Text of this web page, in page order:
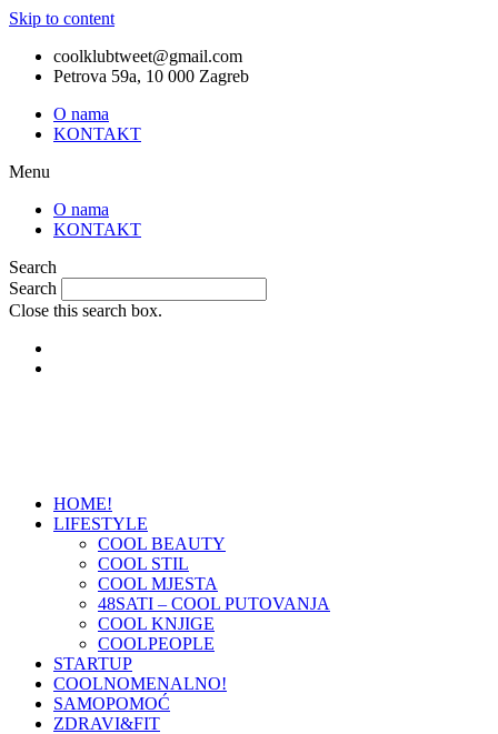
Skip to content
coolklubtweet@gmail.com
Petrova 59a, 10 000 Zagreb
O nama
KONTAKT
Menu
O nama
KONTAKT
Search
Search
Close this search box.
HOME!
LIFESTYLE
COOL BEAUTY
COOL STIL
COOL MJESTA
48SATI – COOL PUTOVANJA
COOL KNJIGE
COOLPEOPLE
STARTUP
COOLNOMENALNO!
SAMOPOMOĆ
ZDRAVI&FIT